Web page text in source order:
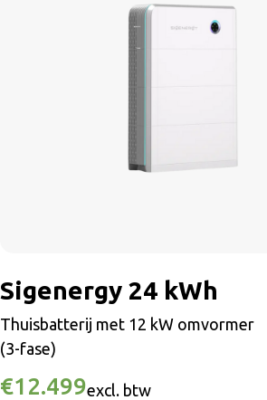
Sigenergy 24 kWh
Thuisbatterij met 12 kW omvormer
(3-fase)
€12.499excl. btw